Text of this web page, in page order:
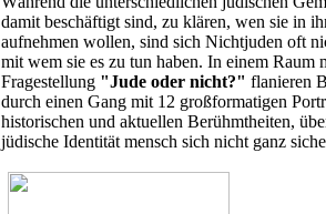
damit beschäftigt sind, zu klären, wen sie in
aufnehmen wollen, sind sich Nichtjuden oft
mit wem sie es zu tun haben. In einem Raum
Fragestellung "Jude oder nicht?" flanieren
durch einen Gang mit 12 großformatigen
historischen und aktuellen Berühmtheiten,
jüdische Identität mensch sich nicht ganz